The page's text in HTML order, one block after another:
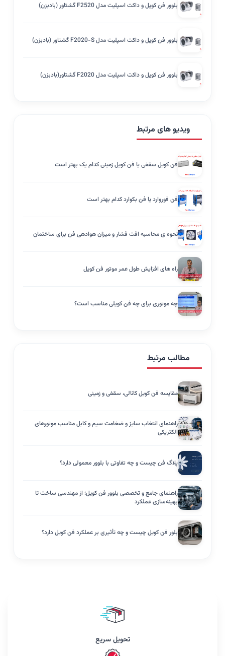
بلوور فن کویل و داکت اسپلیت مدل F2520 گشتاور (بادبزن)
بلوور فن کویل و داکت اسپلیت مدل F2020-S گشتاور (بادبزن)
بلوور فن کویل و داکت اسپلیت مدل F2020 گشتاور(بادبزن)
ویدیو های مرتبط
فن کویل سقفی یا فن کویل زمینی کدام یک بهتر است
فن فوروارد یا فن بکوارد کدام بهتر است
نحوه ی محاسبه افت فشار و میزان هوادهی فن برای ساختمان
راه های افزایش طول عمر موتور فن کویل
چه موتوری برای چه فن کویلی مناسب است؟
مطالب مرتبط
مقایسه فن کویل کانالی، سقفی و زمینی
راهنمای انتخاب سایز و ضخامت سیم و کابل مناسب موتورهای
الکتریکی
پلاگ فن چیست و چه تفاوتی با بلوور معمولی دارد؟
راهنمای جامع و تخصصی بلوور فن کویل؛ از مهندسی ساخت تا
بهینه‌سازی عملکرد
بلور فن کویل چیست و چه تأثیری بر عملکرد فن کویل دارد؟
تحویل سریع